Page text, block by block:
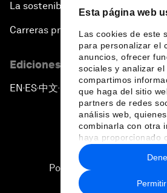
Esta página web
Las cookies de este
para personalizar el
anuncios, ofrecer
sociales y analizar el
compartimos
que haga del sitio
partners de redes
análisis web,
combinarla con otra
haya proporcionado
recopilado a partir
hecho de sus
La sostenibilidad en el Foro
Carreras profesionales
Ediciones en otros idiomas
EN ▪ES▪中文▪ 日本語
Política de privacidad y
Sitemap